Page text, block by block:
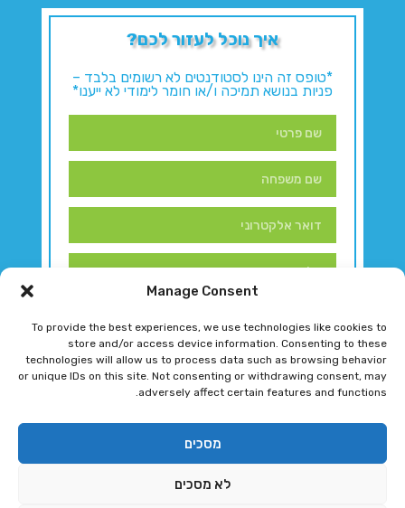
Manage Consent
To provide the best experiences, we use technologies like cookies to
store and/or access device information. Consenting to these
technologies will allow us to process data such as browsing behavior
or unique IDs on this site. Not consenting or withdrawing consent, may
adversely affect certain features and functions.
מסכים
לא מסכים
איך נוכל לעזור לכם?
*טופס זה הינו לסטודנטים לא רשומים בלבד –
פניות בנושא תמיכה ו/או חומר לימודי לא ייענו*